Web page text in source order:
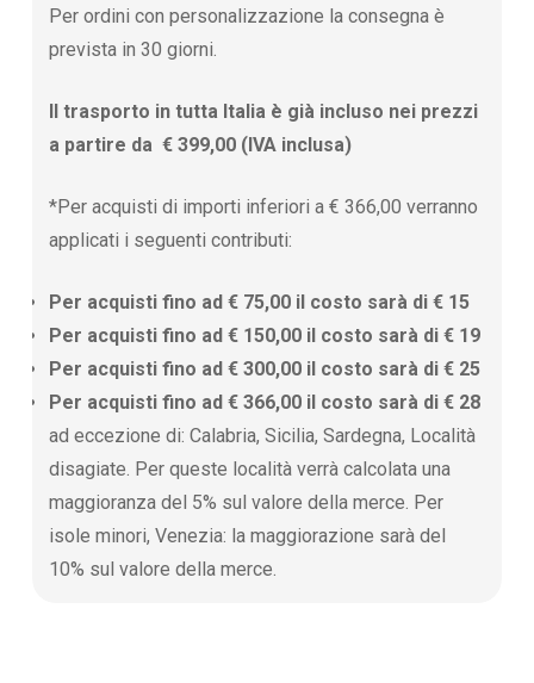
Per ordini con personalizzazione la consegna è
prevista in 30 giorni.
Il trasporto in tutta Italia è già incluso nei prezzi
a partire da € 399,00 (IVA inclusa)
*Per acquisti di importi inferiori a € 366,00 verranno
applicati i seguenti contributi:
Per acquisti fino ad € 75,00 il costo sarà di € 15
Per acquisti fino ad € 150,00 il costo sarà di € 19
Per acquisti fino ad € 300,00 il costo sarà di € 25
Per acquisti fino ad € 366,00 il costo sarà di € 28
ad eccezione di: Calabria, Sicilia, Sardegna, Località
disagiate. Per queste località verrà calcolata una
maggioranza del 5% sul valore della merce. Per
isole minori, Venezia: la maggiorazione sarà del
10% sul valore della merce.